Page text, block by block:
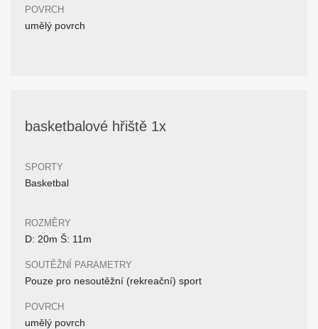
POVRCH
umělý povrch
basketbalové hřiště 1x
SPORTY
Basketbal
ROZMĚRY
D: 20m Š: 11m
SOUTĚŽNÍ PARAMETRY
Pouze pro nesoutěžní (rekreační) sport
POVRCH
umělý povrch